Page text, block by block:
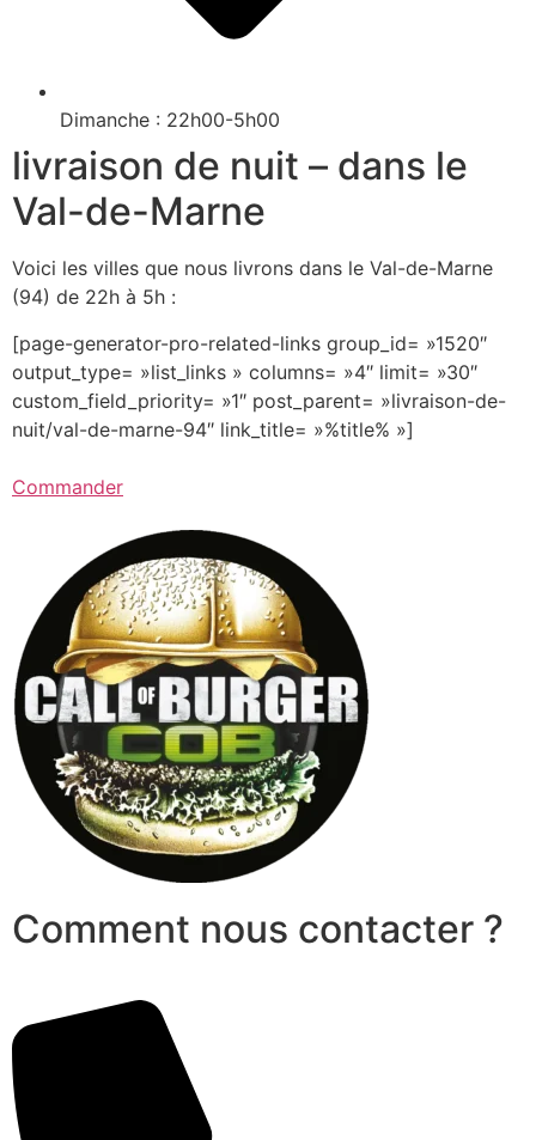
Dimanche : 22h00-5h00
livraison de nuit – dans le
Val-de-Marne
Voici les villes que nous livrons dans le Val-de-Marne
(94) de 22h à 5h :
[page-generator-pro-related-links group_id= »1520″
output_type= »list_links » columns= »4″ limit= »30″
custom_field_priority= »1″ post_parent= »livraison-de-
nuit/val-de-marne-94″ link_title= »%title% »]
Commander
Comment nous contacter ?